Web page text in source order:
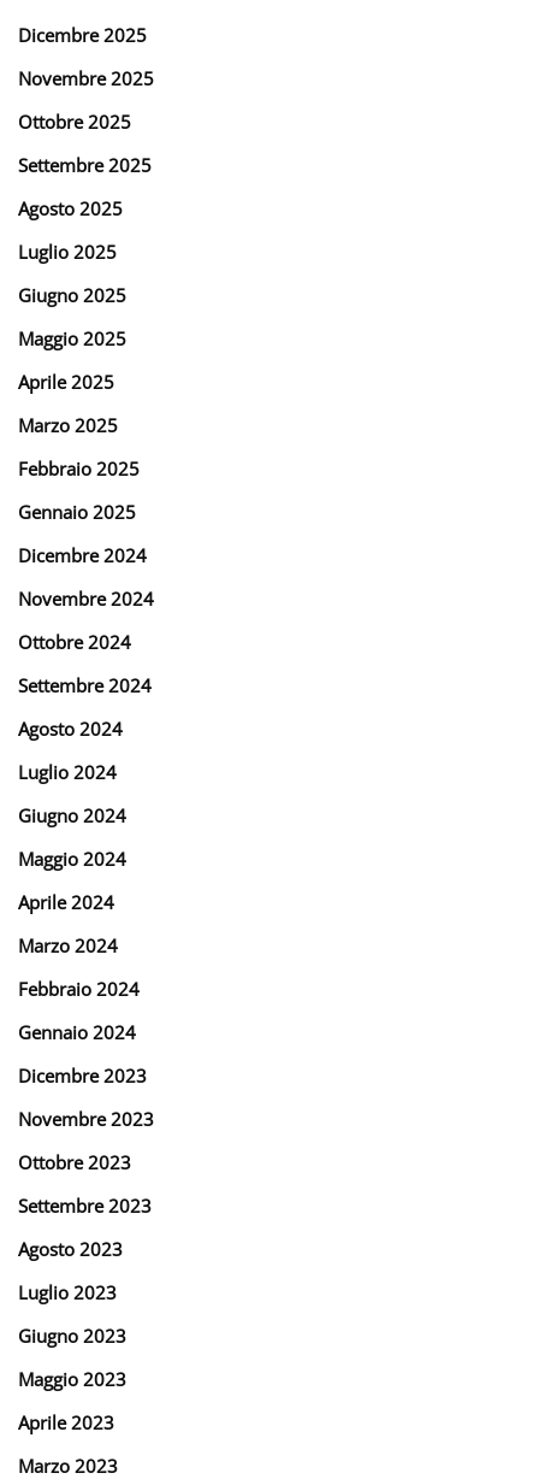
Dicembre 2025
Novembre 2025
Ottobre 2025
Settembre 2025
Agosto 2025
Luglio 2025
Giugno 2025
Maggio 2025
Aprile 2025
Marzo 2025
Febbraio 2025
Gennaio 2025
Dicembre 2024
Novembre 2024
Ottobre 2024
Settembre 2024
Agosto 2024
Luglio 2024
Giugno 2024
Maggio 2024
Aprile 2024
Marzo 2024
Febbraio 2024
Gennaio 2024
Dicembre 2023
Novembre 2023
Ottobre 2023
Settembre 2023
Agosto 2023
Luglio 2023
Giugno 2023
Maggio 2023
Aprile 2023
Marzo 2023